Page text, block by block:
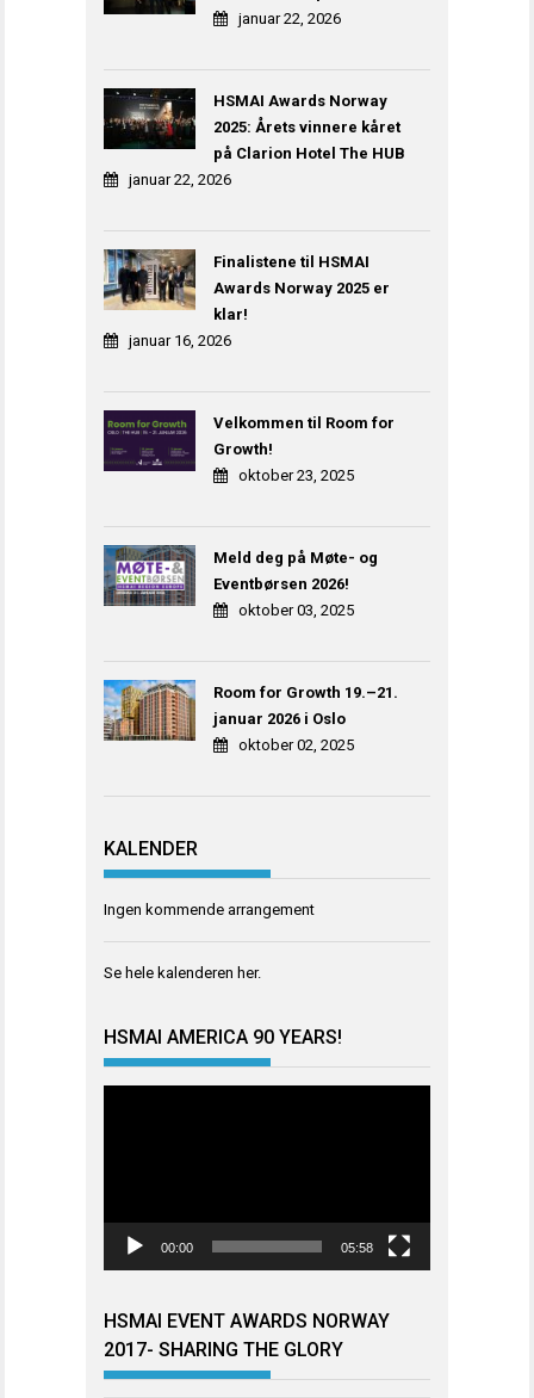
januar 22, 2026
HSMAI Awards Norway
2025: Årets vinnere kåret
på Clarion Hotel The HUB
januar 22, 2026
Finalistene til HSMAI
Awards Norway 2025 er
klar!
januar 16, 2026
Velkommen til Room for
Growth!
oktober 23, 2025
Meld deg på Møte- og
Eventbørsen 2026!
oktober 03, 2025
Room for Growth 19.–21.
januar 2026 i Oslo
oktober 02, 2025
KALENDER
Ingen kommende arrangement
Se hele kalenderen her.
HSMAI AMERICA 90 YEARS!
00:00 05:58
HSMAI EVENT AWARDS NORWAY
2017- SHARING THE GLORY